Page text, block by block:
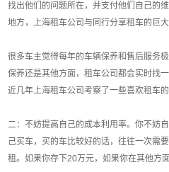
找出他们的问题所在，并支付他们自己的
地方，上海租车公司与同行分享租车的巨大
很多车主觉得每年的车辆保养和售后服务
保养还是其他方面，租车公司都会实时找
近几年上海租车公司考察了一些喜欢租车
二：不妨提高自己的成本利用率。你不妨
己买车，买的车比较好的话，往往一次需
租。如果你存下20万元，如果你在其他方